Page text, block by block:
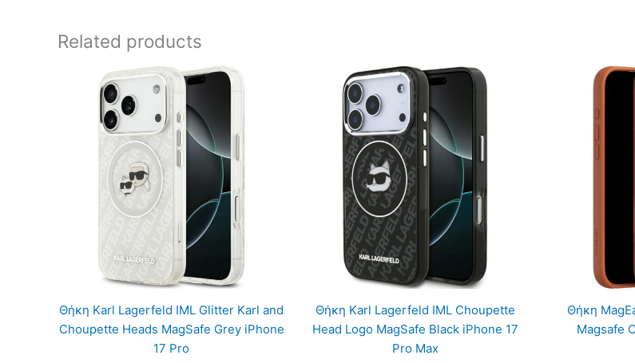
Related products
Θήκη Karl Lagerfeld IML Glitter Karl and
Choupette Heads MagSafe Grey iPhone
17 Pro
Θήκη Karl Lagerfeld IML Choupette
Head Logo MagSafe Black iPhone 17
Pro Max
Θήκη
Magsafe